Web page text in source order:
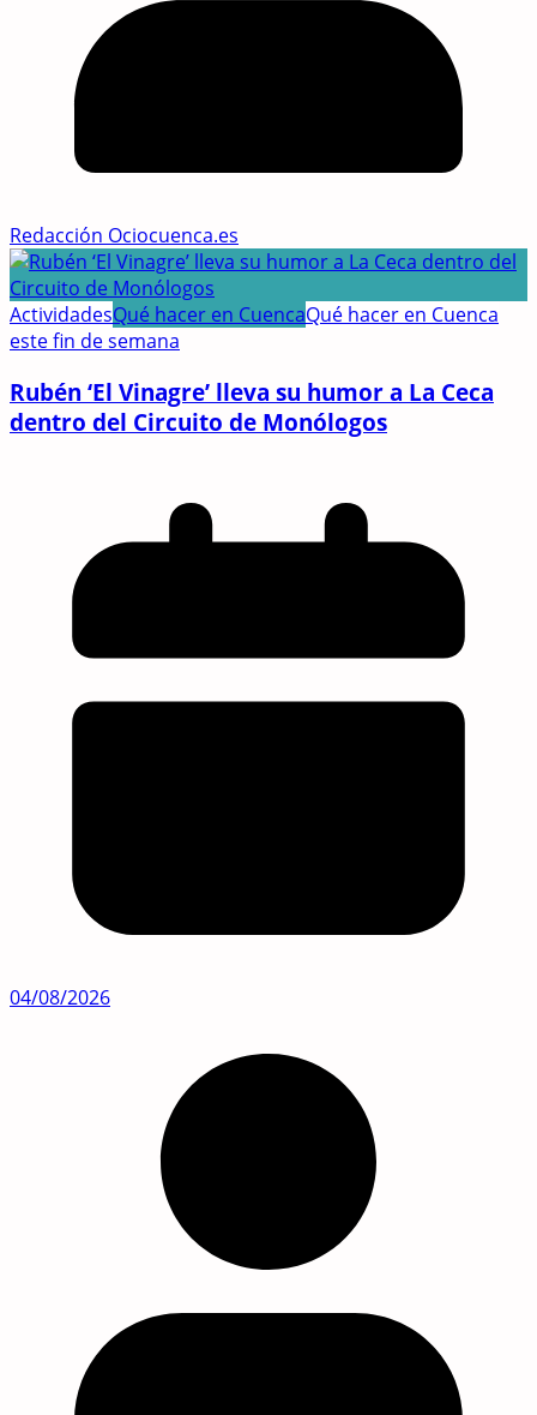
Redacción Ociocuenca.es
ActividadesQué hacer en CuencaQué hacer en Cuenca
este fin de semana
Rubén ‘El Vinagre’ lleva su humor a La Ceca
dentro del Circuito de Monólogos
04/08/2026